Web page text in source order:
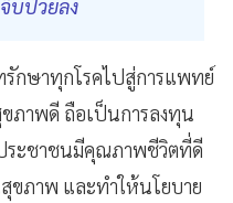
บป่วยลง
รักษาทุกโรคไปสู่การแพทย์
ขภาพดี ถือเป็นการลงทุน
ระชาชนมีคุณภาพชีวิตที่ดี
ขภาพ และทำให้นโยบาย